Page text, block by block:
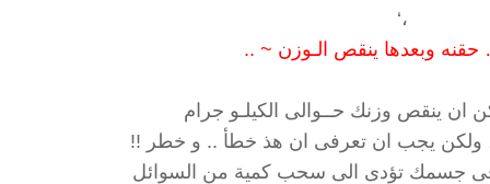
،‘
حقنه وبعدها ينقص الـوزن ~ ..
ان ينقص وزنك حــوالى الكيلـو جرام
، ولكن يجب ان تعرفى ان هذ خطأ .. و خطر !!
فى جسمك تؤدى الى سحب كمية من السوائل